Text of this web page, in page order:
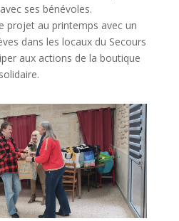
ses bénévoles.
projet au printemps avec un
dans les locaux du Secours
aux actions de la boutique
solidaire.